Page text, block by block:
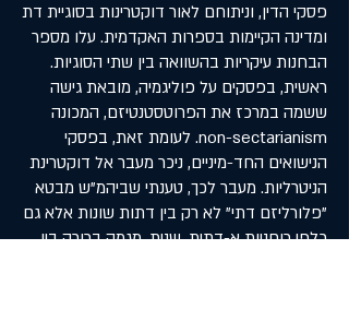
פסקי הדין, וניתוחם לאור דוקטרינות בסוגיית דת
ומדינה הקיימות בספרות האקדמית. עלו מספר
הבחנות עיקריות בהשוואה בין שתי הסוגיות.
ראשית, בפסקים על פוליגמיה, מובאת גישה
ששמה במרכז את הפרוטסטנטיזם, המכונה
non-sectarianism. לעומת זאת, בפסקי
הנישואים החד-מיניים, ניכר מעבר אל דוקטרינת
הניטרליות. מעבר לכך, טענתי שביהמ"ש מבטא
"פלורליזם דתי" לא רק בין דתות שונות אלא גם
כלפי רוחניות א-דתית. שנית, מגמה ברורה בין